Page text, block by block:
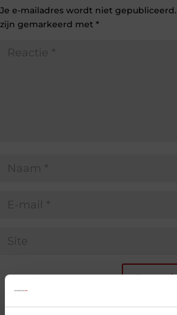
Je e-mailadres wordt niet gepubliceerd.
zijn gemarkeerd met *